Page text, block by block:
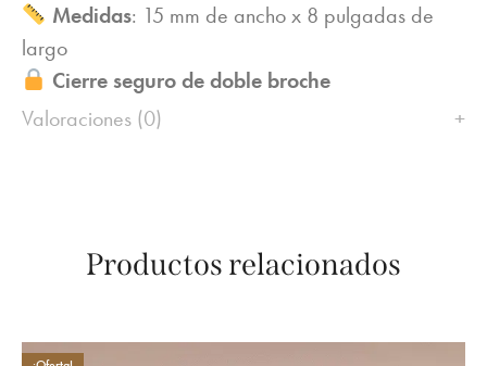
Medidas: 15 mm de ancho x 8 pulgadas de
largo
Cierre seguro de doble broche
Valoraciones (0)
Productos relacionados